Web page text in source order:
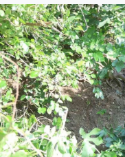
SAĞLIK
Siyaset
YEREL HABER
Haberde insan
Tanıtım
Haber Arşivi